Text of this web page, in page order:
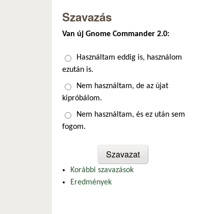
Szavazás
Van új Gnome Commander 2.0:
Választások
Használtam eddig is, használom
ezután is.
Nem használtam, de az újat
kipróbálom.
Nem használtam, és ez után sem
fogom.
Korábbi szavazások
Eredmények